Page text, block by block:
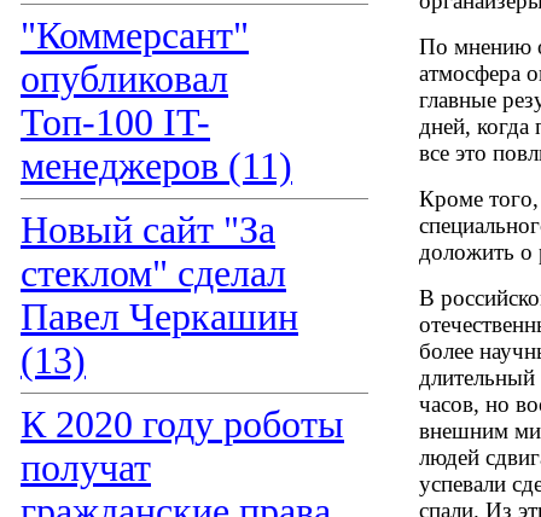
"Коммерсант"
опубликовал
Топ-100 IT-
менеджеров (11)
Новый сайт "За
стеклом" сделал
Павел Черкашин
(13)
К 2020 году роботы
получат
По мнению
атмосфера
главные
дней, когда
все это
Кроме того,
доложить о
В
более
длительный
часов, но
внешним
людей
успевали
спали. Из